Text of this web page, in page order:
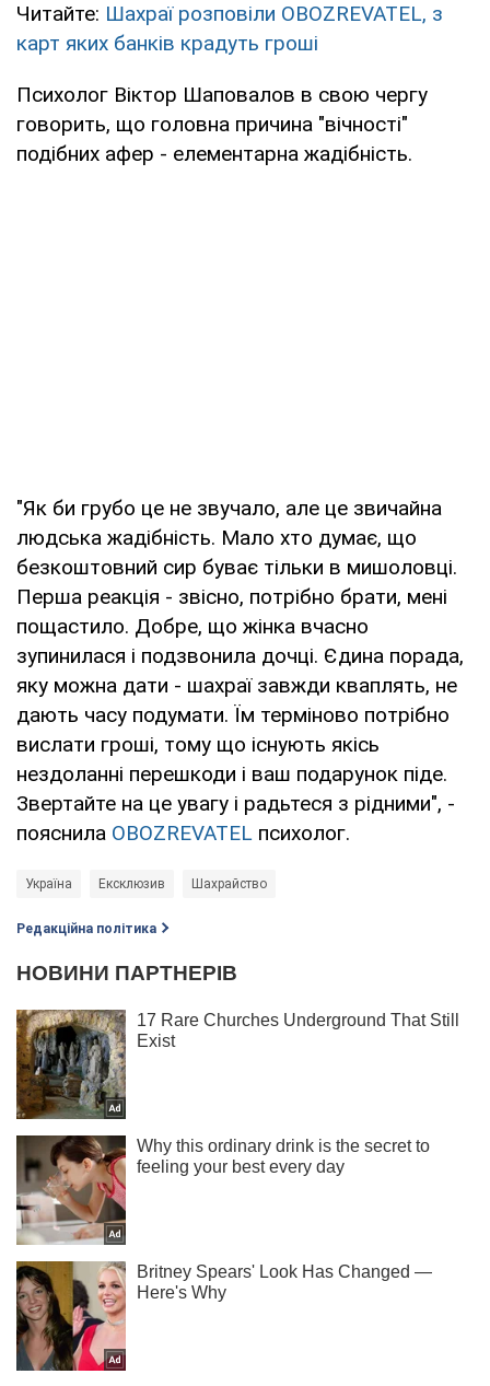
Читайте: Шахраї розповіли OBOZREVATEL, з
карт яких банків крадуть гроші
Психолог Віктор Шаповалов в свою чергу
говорить, що головна причина "вічності"
подібних афер - елементарна жадібність.
"Як би грубо це не звучало, але це звичайна
людська жадібність. Мало хто думає, що
безкоштовний сир буває тільки в мишоловці.
Перша реакція - звісно, ​​потрібно брати, мені
пощастило. Добре, що жінка вчасно
зупинилася і подзвонила дочці. Єдина порада,
яку можна дати - шахраї завжди кваплять, не
дають часу подумати. Їм терміново потрібно
вислати гроші, тому що існують якісь
нездоланні перешкоди і ваш подарунок піде.
Звертайте на це увагу і радьтеся з рідними", -
пояснила OBOZREVATEL психолог.
Україна Ексклюзив Шахрайство
Редакційна політика